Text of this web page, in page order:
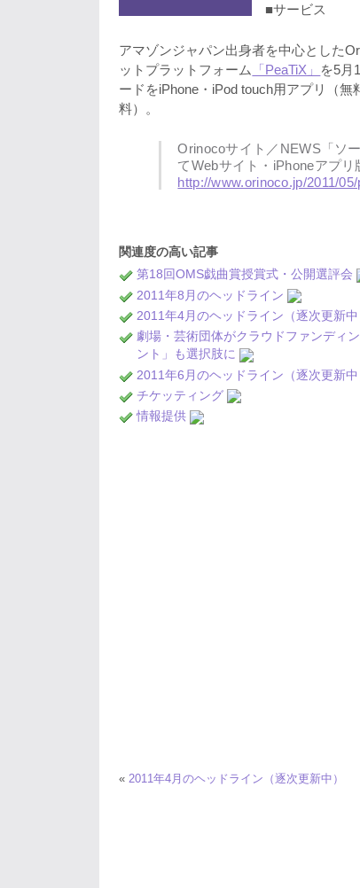
■サービス
アマゾンジャパン出身者を中心とした
ットプラットフォーム
「PeaTiX」 を5月
ードをiPhone・iPod touch用アプリ（
料）。
Orinocoサイト／NEWS「ソ
てWebサイト・iPhoneアプリ
http://www.orinoco.jp/2011/
関連度の高い記事
第18回OMS戯曲賞授賞式・公開選評会
2011年8月のヘッドライン
2011年4月のヘッドライン（逐次更新中
劇場・芸術団体がクラウドファンディ
ント」も選択肢に
2011年6月のヘッドライン（逐次更新中
チケッティング
情報提供
« 2011年4月のヘッドライン（逐次更新中）